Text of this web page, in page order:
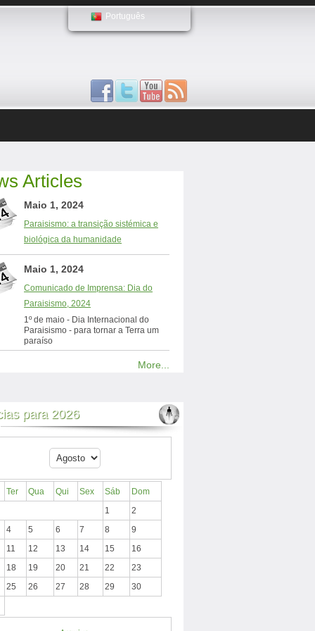
Português
Articles
Maio 1, 2024
Paraisismo: a transição sistémica e
biológica da humanidade
Maio 1, 2024
Comunicado de Imprensa: Dia do
Paraisismo, 2024
1º de maio - Dia Internacional do
Paraisismo - para tornar a Terra um
paraíso
More...
para 2026
Ter Qua Qui Sex Sáb
Dom
1
2
4 5 6 7 8
9
11 12 13 14 15
16
18 19 20 21 22
23
25 26 27 28 29
30